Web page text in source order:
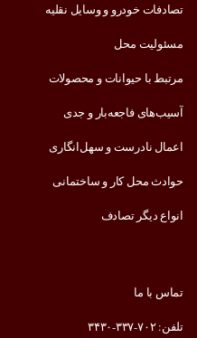
تصادفات خودرو و وسایل نقلیه
مسئولیت محل
مرتبط با حیوانات و محصولات
آسیب‌های فاجعه‌بار و جدی
اعمال نادرست و سهل‌انگاری
حوادث محل کار و ساختمانی
انواع دیگر تصادف
تماس با ما
تلفن: ۷۰۲-۳۳۷-۳۴۳۰